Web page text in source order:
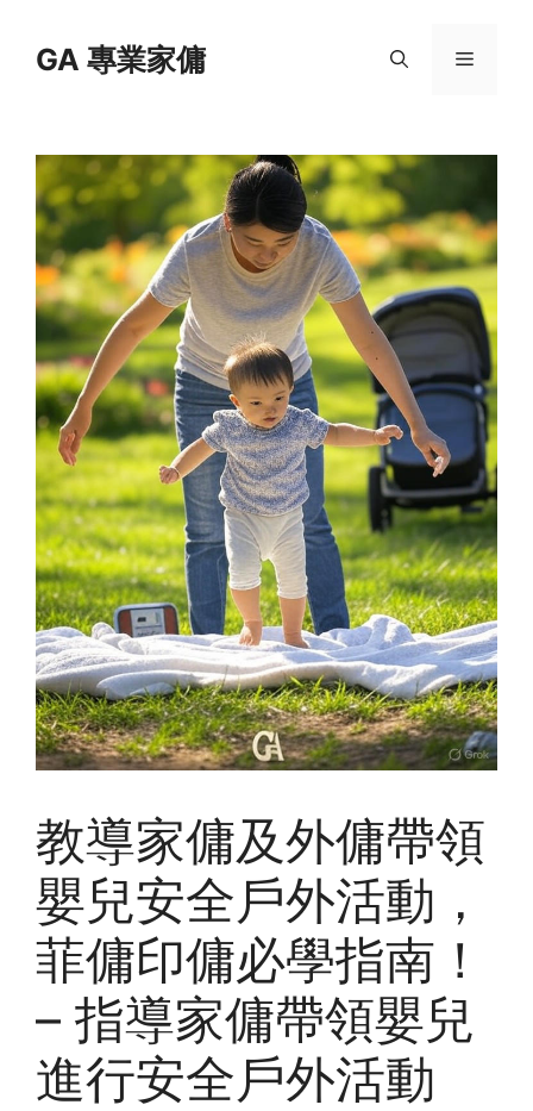
contentGA 專業家傭 Menu
教導家傭及外傭帶領
嬰兒安全戶外活動，
菲傭印傭必學指南！
– 指導家傭帶領嬰兒
進行安全戶外活動